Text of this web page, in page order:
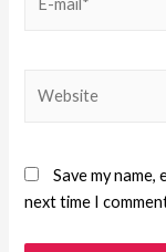
Save my
next time I